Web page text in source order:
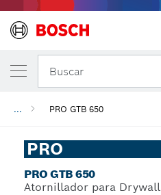
Buscar
... PRO GTB 650
PRO
PRO GTB 650
Atornillador para Drywall